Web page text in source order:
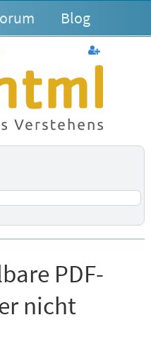
Blog
PDF-
nicht